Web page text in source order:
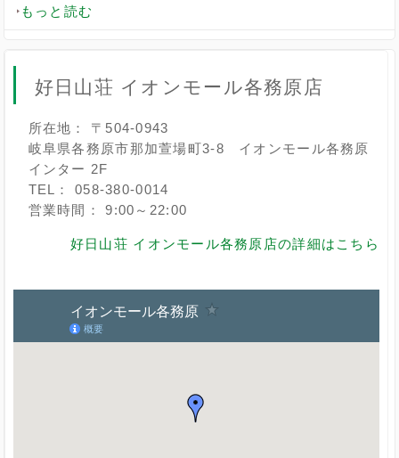
もっと読む
好日山荘 イオンモール各務原店
所在地： 〒504-0943
岐阜県各務原市那加萱場町3-8 イオンモール各務原
インター 2F
TEL： 058-380-0014
営業時間： 9:00～22:00
好日山荘 イオンモール各務原店の詳細はこちら